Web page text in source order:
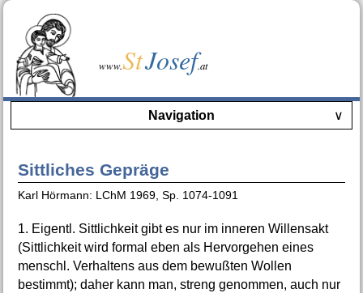
www.StJosef.at
Navigation ∨
Sittliches Gepräge
Karl Hörmann: LChM 1969, Sp. 1074-1091
1. Eigentl. Sittlichkeit gibt es nur im inneren Willensakt
(Sittlichkeit wird formal eben als Hervorgehen eines
menschl. Verhaltens aus dem bewußten Wollen
bestimmt); daher kann man, streng genommen, auch nur